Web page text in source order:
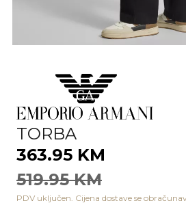
TORBA
363.95 KM
519.95 KM
PDV uključen. Cijena dostave se